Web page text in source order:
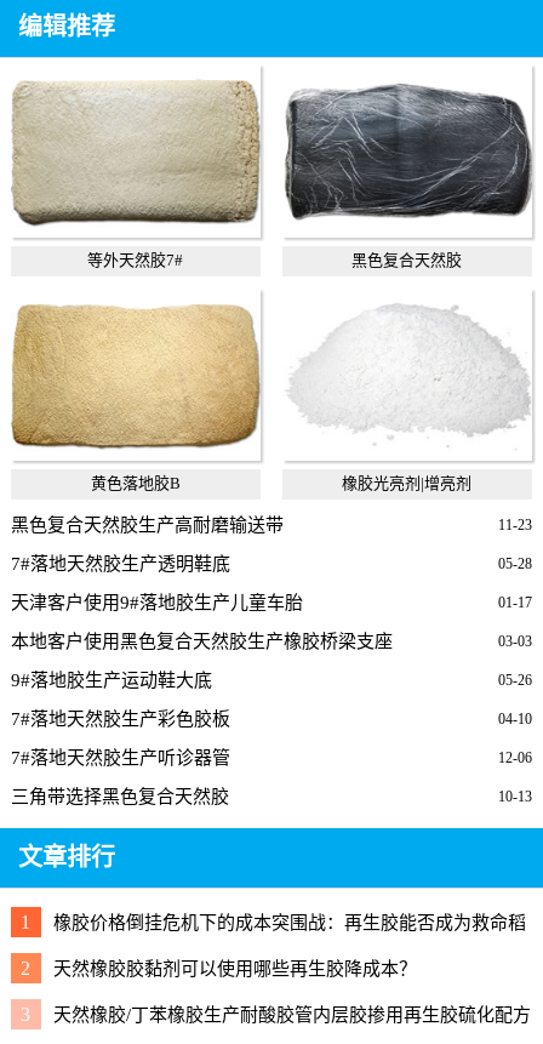
编辑推荐
等外天然胶7# 黑色复合天然胶
黄色落地胶B 橡胶光亮剂|增亮剂
11-23
黑色复合天然胶生产高耐磨输送带
05-28
7#落地天然胶生产透明鞋底
01-17
天津客户使用9#落地胶生产儿童车胎
03-03
本地客户使用黑色复合天然胶生产橡胶桥梁支座
05-26
9#落地胶生产运动鞋大底
04-10
7#落地天然胶生产彩色胶板
12-06
7#落地天然胶生产听诊器管
10-13
三角带选择黑色复合天然胶
文章排行
1
橡胶价格倒挂危机下的成本突围战：再生胶能否成为救命稻
草？
2 天然橡胶胶黏剂可以使用哪些再生胶降成本？
3 天然橡胶/丁苯橡胶生产耐酸胶管内层胶掺用再生胶硫化配方